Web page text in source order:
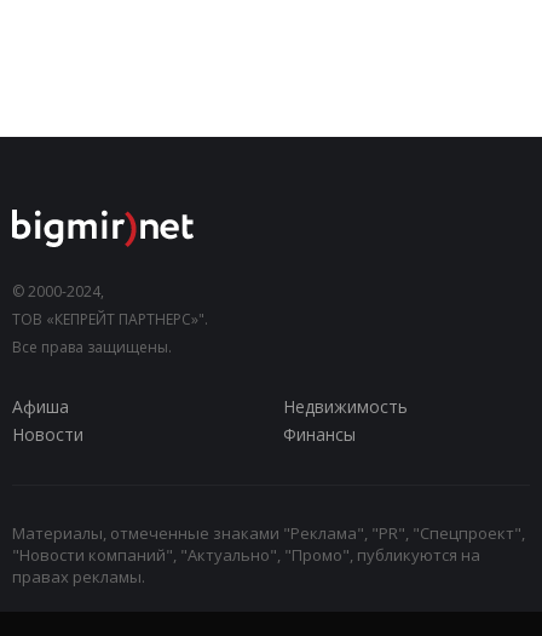
© 2000-2024,
ТОВ «КЕПРЕЙТ ПАРТНЕРС»".
Все права защищены.
Афиша
Недвижимость
Новости
Финансы
Материалы, отмеченные знаками "Реклама", "PR", "Спецпроект",
"Новости компаний", "Актуально", "Промо", публикуются на
правах рекламы.